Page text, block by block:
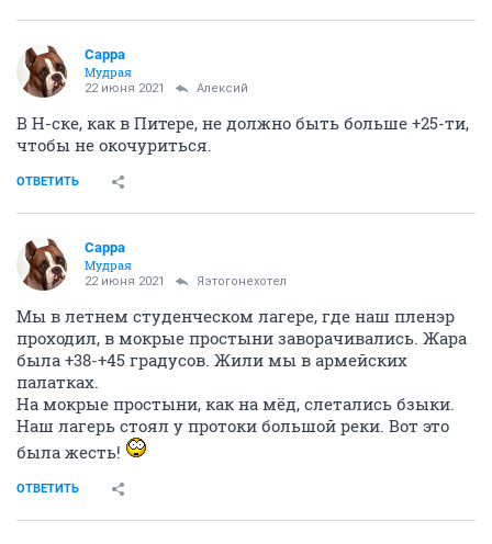
Сарра
Мудрая
22 июня 2021 Алексий
В Н-ске, как в Питере, не должно быть больше +25-ти,
чтобы не окочуриться.
ОТВЕТИТЬ
Сарра
Мудрая
22 июня 2021 Яэтогонехотел
Мы в летнем студенческом лагере, где наш пленэр
проходил, в мокрые простыни заворачивались. Жара
была +38-+45 градусов. Жили мы в армейских
палатках.
На мокрые простыни, как на мёд, слетались бзыки.
Наш лагерь стоял у протоки большой реки. Вот это
была жесть!
ОТВЕТИТЬ